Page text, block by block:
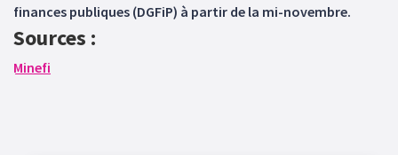
finances publiques (DGFiP) à partir de la mi-novembre.
Sources :
Minefi